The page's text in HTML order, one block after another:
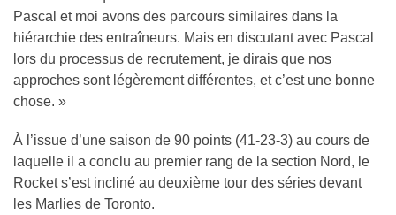
Pascal et moi avons des parcours similaires dans la
hiérarchie des entraîneurs. Mais en discutant avec Pascal
lors du processus de recrutement, je dirais que nos
approches sont légèrement différentes, et c’est une bonne
chose. »
À l’issue d’une saison de 90 points (41-23-3) au cours de
laquelle il a conclu au premier rang de la section Nord, le
Rocket s’est incliné au deuxième tour des séries devant
les Marlies de Toronto.